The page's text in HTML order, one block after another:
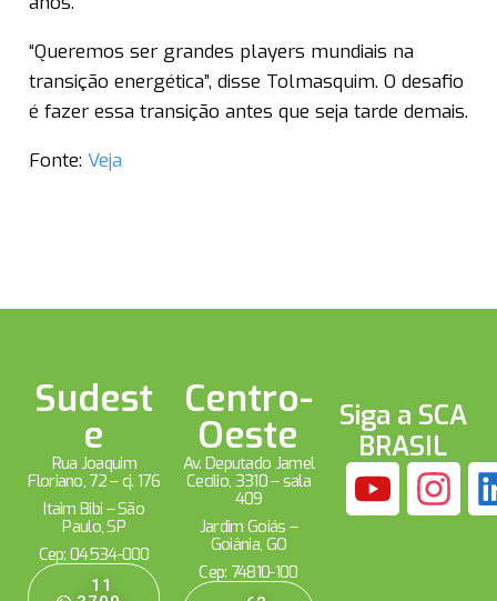
“Queremos ser grandes players mundiais na
transição energética”, disse Tolmasquim. O desafio
é fazer essa transição antes que seja tarde demais.
Fonte: Veja
Sudest
e
Rua Joaquim
Floriano, 72 – cj. 176
Itaim Bibi – São
Paulo, SP
Cep: 04534-000
11
Centro-
Oeste
Av. Deputado Jamel
Cecílio, 3310 – sala
409
Jardim Goiás –
Goiânia, GO
Cep: 74810-100
Siga a SCA
BRASIL